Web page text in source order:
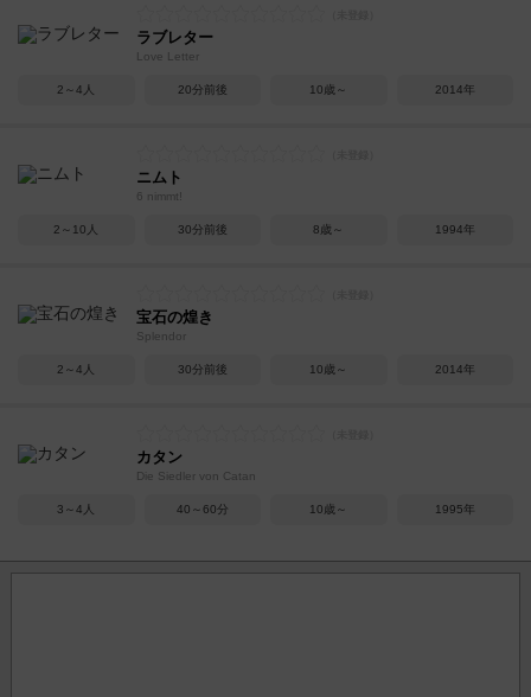
ラブレター
Love Letter
2～4人 20分前後 10歳～ 2014年
ニムト
6 nimmt!
2～10人 30分前後 8歳～ 1994年
宝石の煌き
Splendor
2～4人 30分前後 10歳～ 2014年
カタン
Die Siedler von Catan
3～4人 40～60分 10歳～ 1995年